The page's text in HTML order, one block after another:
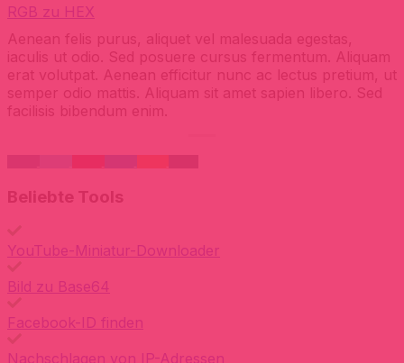
RGB zu HEX
Aenean felis purus, aliquet vel malesuada egestas,
iaculis ut odio. Sed posuere cursus fermentum. Aliquam
erat volutpat. Aenean efficitur nunc ac lectus pretium, ut
semper odio mattis. Aliquam sit amet sapien libero. Sed
facilisis bibendum enim.
Beliebte Tools
YouTube-Miniatur-Downloader
Bild zu Base64
Facebook-ID finden
Nachschlagen von IP-Adressen